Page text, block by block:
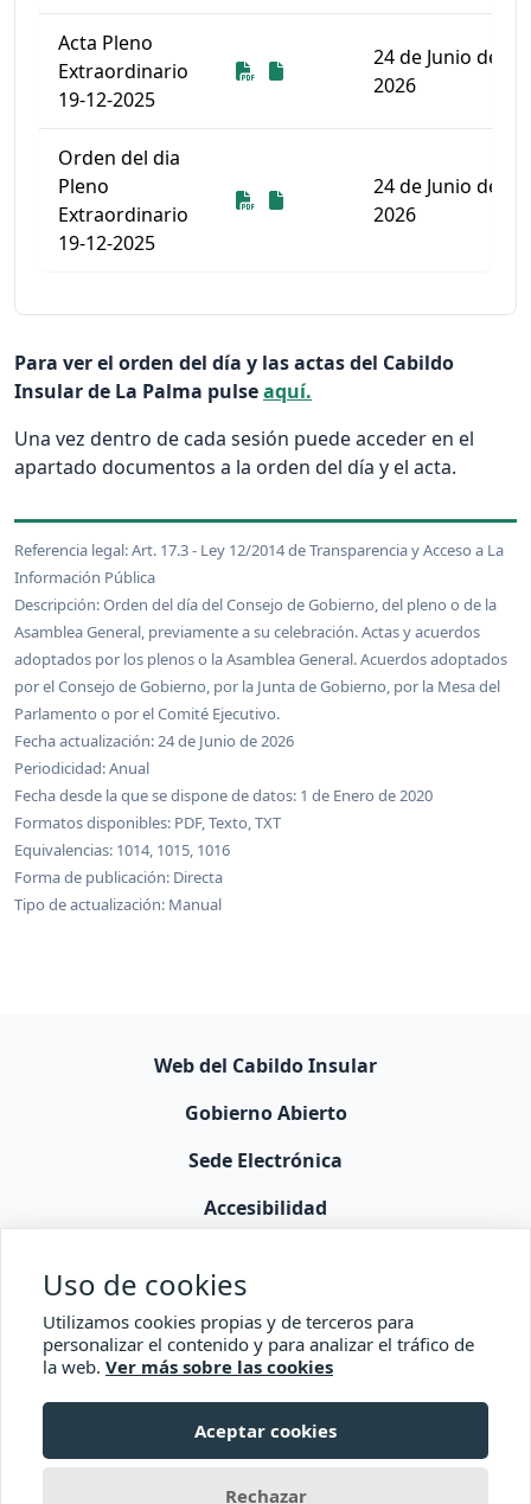
Acta Pleno
Extraordinario
19-12-2025
Descarga
Descarga
24 de Junio de
2026
Orden del dia
Pleno
Extraordinario
19-12-2025
Descarga
Descarga
24 de Junio de
2026
Para ver el orden del día y las actas del Cabildo
Insular de La Palma pulseaquí.
Una vez dentro de cada sesión puede acceder en el
apartado documentos a la orden del día y el acta.
Referencia legal: Art. 17.3 - Ley 12/2014 de Transparencia y Acceso a La
Información Pública
Descripción: Orden del día del Consejo de Gobierno, del pleno o de la
Asamblea General, previamente a su celebración. Actas y acuerdos
adoptados por los plenos o la Asamblea General. Acuerdos adoptados
por el Consejo de Gobierno, por la Junta de Gobierno, por la Mesa del
Parlamento o por el Comité Ejecutivo.
Fecha actualización: 24 de Junio de 2026
Periodicidad: Anual
Fecha desde la que se dispone de datos: 1 de Enero de 2020
Formatos disponibles: PDF, Texto, TXT
Equivalencias: 1014, 1015, 1016
Forma de publicación: Directa
Tipo de actualización: Manual
Web del Cabildo Insular
Gobierno Abierto
Sede Electrónica
Accesibilidad
Uso de cookies
Utilizamos cookies propias y de terceros para
personalizar el contenido y para analizar el tráfico de
la web. Ver más sobre las cookies
Aceptar cookies
Rechazar